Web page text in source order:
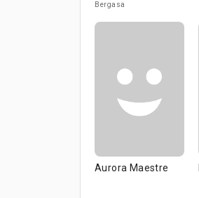
Bergasa
Aurora Maestre